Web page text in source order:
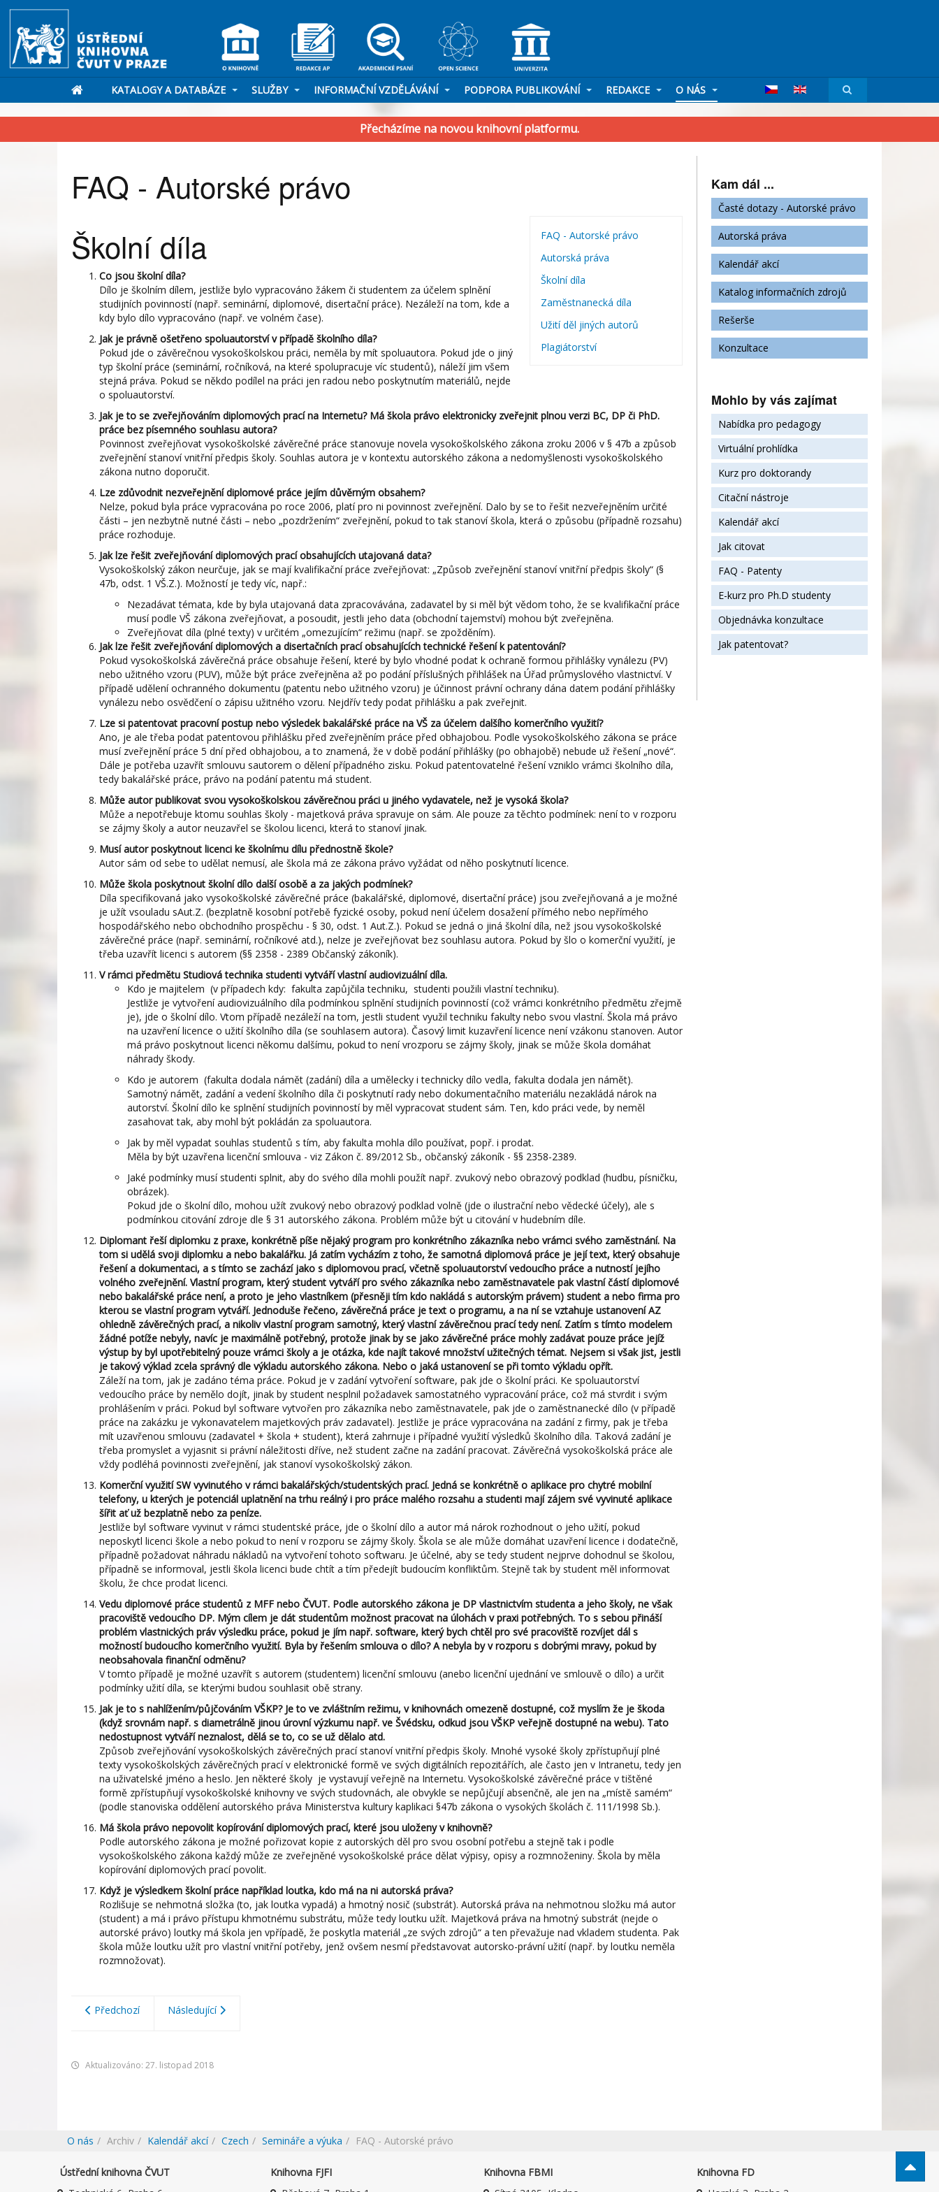
KATALOGY A DATABÁZE SLUŽBY INFORMAČNÍ VZDĚLÁVÁNÍ PODPORA PUBLIKOVÁNÍ REDAKCE O NÁS
Přecházíme na novou knihovní platformu.
FAQ - Autorské právo
FAQ - Autorské právo
Autorská práva
Školní díla
Zaměstnanecká díla
Užití děl jiných autorů
Plagiátorství
Školní díla
Co jsou školní díla?
Dílo je školním dílem, jestliže bylo vypracováno žákem či studentem za účelem splnění
studijních povinností (např. seminární, diplomové, disertační práce). Nezáleží na tom, kde a
kdy bylo dílo vypracováno (např. ve volném čase).
Jak je právně ošetřeno spoluautorství v případě školního díla?
Pokud jde o závěrečnou vysokoškolskou práci, neměla by mít spoluautora. Pokud jde o jiný
typ školní práce (seminární, ročníková, na které spolupracuje víc studentů), náleží jim všem
stejná práva. Pokud se někdo podílel na práci jen radou nebo poskytnutím materiálů, nejde
o spoluautorství.
Jak je to se zveřejňováním diplomových prací na Internetu? Má škola právo elektronicky zveřejnit plnou verzi BC, DP či PhD.
práce bez písemného souhlasu autora?
Povinnost zveřejňovat vysokoškolské závěrečné práce stanovuje novela vysokoškolského zákona zroku 2006 v § 47b a způsob
zveřejnění stanoví vnitřní předpis školy. Souhlas autora je v kontextu autorského zákona a nedomyšlenosti vysokoškolského
zákona nutno doporučit.
Lze zdůvodnit nezveřejnění diplomové práce jejím důvěrným obsahem?
Nelze, pokud byla práce vypracována po roce 2006, platí pro ni povinnost zveřejnění. Dalo by se to řešit nezveřejněním určité
části – jen nezbytně nutné části – nebo „pozdržením“ zveřejnění, pokud to tak stanoví škola, která o způsobu (případně rozsahu)
práce rozhoduje.
Jak lze řešit zveřejňování diplomových prací obsahujících utajovaná data?
Vysokoškolský zákon neurčuje, jak se mají kvalifikační práce zveřejňovat: „Způsob zveřejnění stanoví vnitřní předpis školy“ (§
47b, odst. 1 VŠ.Z.). Možností je tedy víc, např.:
Nezadávat témata, kde by byla utajovaná data zpracovávána, zadavatel by si měl být vědom toho, že se kvalifikační práce
musí podle VŠ zákona zveřejňovat, a posoudit, jestli jeho data (obchodní tajemství) mohou být zveřejněna.
Zveřejňovat díla (plné texty) v určitém „omezujícím“ režimu (např. se zpožděním).
Jak lze řešit zveřejňování diplomových a disertačních prací obsahujících technické řešení k patentování?
Pokud vysokoškolská závěrečná práce obsahuje řešení, které by bylo vhodné podat k ochraně formou přihlášky vynálezu (PV)
nebo užitného vzoru (PUV), může být práce zveřejněna až po podání příslušných přihlášek na Úřad průmyslového vlastnictví. V
případě udělení ochranného dokumentu (patentu nebo užitného vzoru) je účinnost právní ochrany dána datem podání přihlášky
vynálezu nebo osvědčení o zápisu užitného vzoru. Nejdřív tedy podat přihlášku a pak zveřejnit.
Lze si patentovat pracovní postup nebo výsledek bakalářské práce na VŠ za účelem dalšího komerčního využití?
Ano, je ale třeba podat patentovou přihlášku před zveřejněním práce před obhajobou. Podle vysokoškolského zákona se práce
musí zveřejnění práce 5 dní před obhajobou, a to znamená, že v době podání přihlášky (po obhajobě) nebude už řešení „nové“.
Dále je potřeba uzavřít smlouvu sautorem o dělení případného zisku. Pokud patentovatelné řešení vzniklo vrámci školního díla,
tedy bakalářské práce, právo na podání patentu má student.
Může autor publikovat svou vysokoškolskou závěrečnou práci u jiného vydavatele, než je vysoká škola?
Může a nepotřebuje ktomu souhlas školy - majetková práva spravuje on sám. Ale pouze za těchto podmínek: není to v rozporu
se zájmy školy a autor neuzavřel se školou licenci, která to stanoví jinak.
Musí autor poskytnout licenci ke školnímu dílu přednostně škole?
Autor sám od sebe to udělat nemusí, ale škola má ze zákona právo vyžádat od něho poskytnutí licence.
Může škola poskytnout školní dílo další osobě a za jakých podmínek?
Díla specifikovaná jako vysokoškolské závěrečné práce (bakalářské, diplomové, disertační práce) jsou zveřejňovaná a je možné
je užít vsouladu sAut.Z. (bezplatně kosobní potřebě fyzické osoby, pokud není účelem dosažení přímého nebo nepřímého
hospodářského nebo obchodního prospěchu - § 30, odst. 1 Aut.Z.). Pokud se jedná o jiná školní díla, než jsou vysokoškolské
závěrečné práce (např. seminární, ročníkové atd.), nelze je zveřejňovat bez souhlasu autora. Pokud by šlo o komerční využití, je
třeba uzavřít licenci s autorem (§§ 2358 - 2389 Občanský zákoník).
V rámci předmětu Studiová technika studenti vytváří vlastní audiovizuální díla.
Kdo je majitelem (v případech kdy: fakulta zapůjčila techniku, studenti použili vlastní techniku).
Jestliže je vytvoření audiovizuálního díla podmínkou splnění studijních povinností (což vrámci konkrétního předmětu zřejmě
je), jde o školní dílo. Vtom případě nezáleží na tom, jestli student využil techniku fakulty nebo svou vlastní. Škola má právo
na uzavření licence o užití školního díla (se souhlasem autora). Časový limit kuzavření licence není vzákonu stanoven. Autor
má právo poskytnout licenci někomu dalšímu, pokud to není vrozporu se zájmy školy, jinak se může škola domáhat
náhrady škody.
Kdo je autorem (fakulta dodala námět (zadání) díla a umělecky i technicky dílo vedla, fakulta dodala jen námět).
Samotný námět, zadání a vedení školního díla či poskytnutí rady nebo dokumentačního materiálu nezakládá nárok na
autorství. Školní dílo ke splnění studijních povinností by měl vypracovat student sám. Ten, kdo práci vede, by neměl
zasahovat tak, aby mohl být pokládán za spoluautora.
Jak by měl vypadat souhlas studentů s tím, aby fakulta mohla dílo používat, popř. i prodat.
Měla by být uzavřena licenční smlouva - viz Zákon č. 89/2012 Sb., občanský zákoník - §§ 2358-2389.
Jaké podmínky musí studenti splnit, aby do svého díla mohli použít např. zvukový nebo obrazový podklad (hudbu, písničku,
obrázek).
Pokud jde o školní dílo, mohou užít zvukový nebo obrazový podklad volně (jde o ilustrační nebo vědecké účely), ale s
podmínkou citování zdroje dle § 31 autorského zákona. Problém může být u citování v hudebním díle.
Diplomant řeší diplomku z praxe, konkrétně píše nějaký program pro konkrétního zákazníka nebo vrámci svého zaměstnání. Na
tom si udělá svoji diplomku a nebo bakalářku. Já zatím vycházím z toho, že samotná diplomová práce je její text, který obsahuje
řešení a dokumentaci, a s tímto se zachází jako s diplomovou prací, včetně spoluautorství vedoucího práce a nutností jejího
volného zveřejnění. Vlastní program, který student vytváří pro svého zákazníka nebo zaměstnavatele pak vlastní částí diplomové
nebo bakalářské práce není, a proto je jeho vlastníkem (přesněji tím kdo nakládá s autorským právem) student a nebo firma pro
kterou se vlastní program vytváří. Jednoduše řečeno, závěrečná práce je text o programu, a na ní se vztahuje ustanovení AZ
ohledně závěrečných prací, a nikoliv vlastní program samotný, který vlastní závěrečnou prací tedy není. Zatím s tímto modelem
žádné potíže nebyly, navíc je maximálně potřebný, protože jinak by se jako závěrečné práce mohly zadávat pouze práce jejíž
výstup by byl upotřebitelný pouze vrámci školy a je otázka, kde najít takové množství užitečných témat. Nejsem si však jist, jestli
je takový výklad zcela správný dle výkladu autorského zákona. Nebo o jaká ustanovení se při tomto výkladu opřít.
Záleží na tom, jak je zadáno téma práce. Pokud je v zadání vytvoření software, pak jde o školní práci. Ke spoluautorství
vedoucího práce by nemělo dojít, jinak by student nesplnil požadavek samostatného vypracování práce, což má stvrdit i svým
prohlášením v práci. Pokud byl software vytvořen pro zákazníka nebo zaměstnavatele, pak jde o zaměstnanecké dílo (v případě
práce na zakázku je vykonavatelem majetkových práv zadavatel). Jestliže je práce vypracována na zadání z firmy, pak je třeba
mít uzavřenou smlouvu (zadavatel + škola + student), která zahrnuje i případné využití výsledků školního díla. Taková zadání je
třeba promyslet a vyjasnit si právní náležitosti dříve, než student začne na zadání pracovat. Závěrečná vysokoškolská práce ale
vždy podléhá povinnosti zveřejnění, jak stanoví vysokoškolský zákon.
Komerční využití SW vyvinutého v rámci bakalářských/studentských prací. Jedná se konkrétně o aplikace pro chytré mobilní
telefony, u kterých je potenciál uplatnění na trhu reálný i pro práce malého rozsahu a studenti mají zájem své vyvinuté aplikace
šířit ať už bezplatně nebo za peníze.
Jestliže byl software vyvinut v rámci studentské práce, jde o školní dílo a autor má nárok rozhodnout o jeho užití, pokud
neposkytl licenci škole a nebo pokud to není v rozporu se zájmy školy. Škola se ale může domáhat uzavření licence i dodatečně,
případně požadovat náhradu nákladů na vytvoření tohoto softwaru. Je účelné, aby se tedy student nejprve dohodnul se školou,
případně se informoval, jestli škola licenci bude chtít a tím předejít budoucím konfliktům. Stejně tak by student měl informovat
školu, že chce prodat licenci.
Vedu diplomové práce studentů z MFF nebo ČVUT. Podle autorského zákona je DP vlastnictvím studenta a jeho školy, ne však
pracoviště vedoucího DP. Mým cílem je dát studentům možnost pracovat na úlohách v praxi potřebných. To s sebou přináší
problém vlastnických práv výsledku práce, pokud je jím např. software, který bych chtěl pro své pracoviště rozvíjet dál s
možností budoucího komerčního využití. Byla by řešením smlouva o dílo? A nebyla by v rozporu s dobrými mravy, pokud by
neobsahovala finanční odměnu?
V tomto případě je možné uzavřít s autorem (studentem) licenční smlouvu (anebo licenční ujednání ve smlouvě o dílo) a určit
podmínky užití díla, se kterými budou souhlasit obě strany.
Jak je to s nahlížením/půjčováním VŠKP? Je to ve zvláštním režimu, v knihovnách omezeně dostupné, což myslím že je škoda
(když srovnám např. s diametrálně jinou úrovní výzkumu např. ve Švédsku, odkud jsou VŠKP veřejně dostupné na webu). Tato
nedostupnost vytváří neznalost, dělá se to, co se už dělalo atd.
Způsob zveřejňování vysokoškolských závěrečných prací stanoví vnitřní předpis školy. Mnohé vysoké školy zpřístupňují plné
texty vysokoškolských závěrečných prací v elektronické formě ve svých digitálních repozitářích, ale často jen v Intranetu, tedy jen
na uživatelské jméno a heslo. Jen některé školy je vystavují veřejně na Internetu. Vysokoškolské závěrečné práce v tištěné
formě zpřístupňují vysokoškolské knihovny ve svých studovnách, ale obvykle se nepůjčují absenčně, ale jen na „místě samém“
(podle stanoviska oddělení autorského práva Ministerstva kultury kaplikaci §47b zákona o vysokých školách č. 111/1998 Sb.).
Má škola právo nepovolit kopírování diplomových prací, které jsou uloženy v knihovně?
Podle autorského zákona je možné pořizovat kopie z autorských děl pro svou osobní potřebu a stejně tak i podle
vysokoškolského zákona každý může ze zveřejněné vysokoškolské práce dělat výpisy, opisy a rozmnoženiny. Škola by měla
kopírování diplomových prací povolit.
Když je výsledkem školní práce například loutka, kdo má na ni autorská práva?
Rozlišuje se nehmotná složka (to, jak loutka vypadá) a hmotný nosič (substrát). Autorská práva na nehmotnou složku má autor
(student) a má i právo přístupu khmotnému substrátu, může tedy loutku užít. Majetková práva na hmotný substrát (nejde o
autorské právo) loutky má škola jen vpřípadě, že poskytla materiál „ze svých zdrojů“ a ten převažuje nad vkladem studenta. Pak
škola může loutku užít pro vlastní vnitřní potřeby, jenž ovšem nesmí představovat autorsko-právní užití (např. by loutku neměla
rozmnožovat).
Předchozí Následující
Aktualizováno: 27. listopad 2018
Kam dál ...
Časté dotazy - Autorské právo
Autorská práva
Kalendář akcí
Katalog informačních zdrojů
Rešerše
Konzultace
Mohlo by vás zajímat
Nabídka pro pedagogy
Virtuální prohlídka
Kurz pro doktorandy
Citační nástroje
Kalendář akcí
Jak citovat
FAQ - Patenty
E-kurz pro Ph.D studenty
Objednávka konzultace
Jak patentovat?
O nás Archiv Kalendář akcí Czech Semináře a výuka FAQ - Autorské právo
Ústřední knihovna ČVUT
Knihovna FJFI
Knihovna FBMI
Knihovna FD